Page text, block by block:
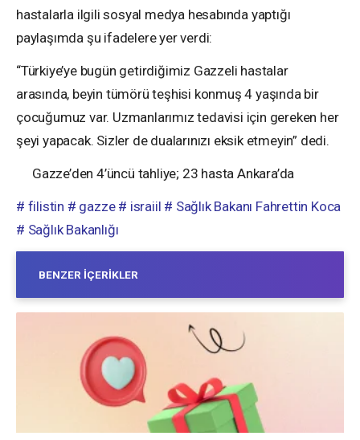
hastalarla ilgili sosyal medya hesabında yaptığı
paylaşımda şu ifadelere yer verdi:
“Türkiye’ye bugün getirdiğimiz Gazzeli hastalar
arasında, beyin tümörü teşhisi konmuş 4 yaşında bir
çocuğumuz var. Uzmanlarımız tedavisi için gereken her
şeyi yapacak. Sizler de dualarınızı eksik etmeyin” dedi.
Gazze’den 4’üncü tahliye; 23 hasta Ankara’da
# filistin # gazze # israiil # Sağlık Bakanı Fahrettin Koca
# Sağlık Bakanlığı
BENZER İÇERIKLER